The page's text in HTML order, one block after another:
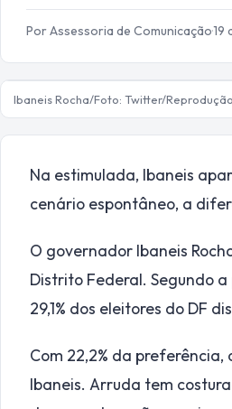
Por Assessoria de Comunicação·19
Ibaneis Rocha/Foto: Twitter/Reprodução
Na estimulada, Ibaneis
cenário espontâneo, a
O governador Ibaneis
Distrito Federal. Segundo a
29,1% dos eleitores do DF
Com 22,2% da
Ibaneis. Arruda tem